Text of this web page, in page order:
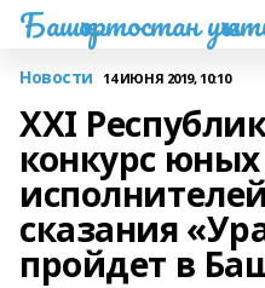
Башҡортостан
Новости 14 ИЮНЯ 2019, 10:10
XXI
конкурс
сказания
пройдет в